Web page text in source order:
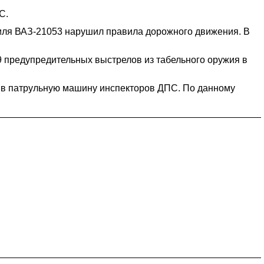
ВАЗ-21053 нарушил правила дорожного движения. В
выстрелов из табельного оружия в
в патрульную машину инспекторов ДПС. По данному